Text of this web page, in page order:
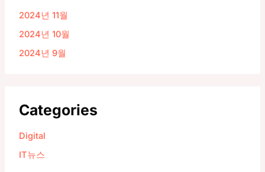
2024년 11월
2024년 10월
2024년 9월
Categories
Digital
IT뉴스